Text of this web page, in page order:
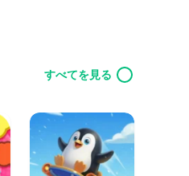
すべてを見る